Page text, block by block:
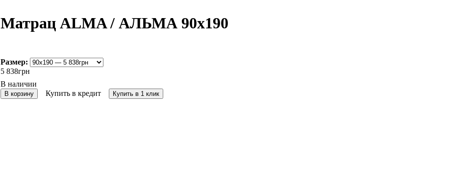
Матрац ALMA / АЛЬМА 90x190
Размер:
5 838грн
В корзину Купить в кредит Купить в 1 клик